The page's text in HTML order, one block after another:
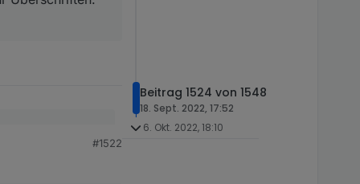
nicht zwingend.
#1522
Beitrag 1524 von 1548
18. Sept. 2022, 17:52
6. Okt. 2022, 18:10